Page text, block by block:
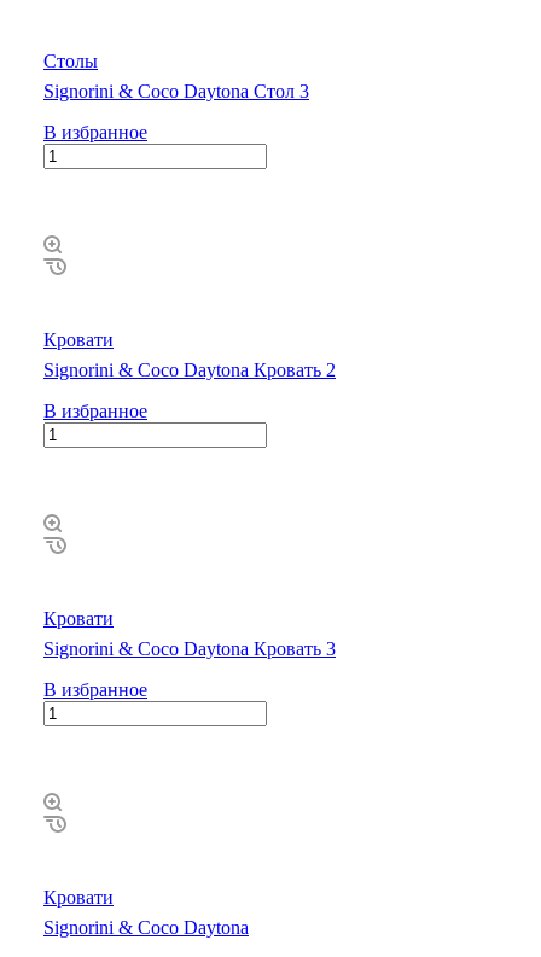
Столы
Signorini & Coco Daytona Стол 3
В избранное
Кровати
Signorini & Coco Daytona Кровать 2
В избранное
Кровати
Signorini & Coco Daytona Кровать 3
В избранное
Кровати
Signorini & Coco Daytona